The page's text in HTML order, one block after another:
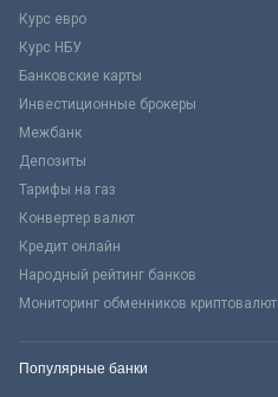
Курс евро
Курс НБУ
Банковские карты
Инвестиционные брокеры
Межбанк
Депозиты
Тарифы на газ
Конвертер валют
Кредит онлайн
Народный рейтинг банков
Мониторинг обменников криптовалют
Популярные банки